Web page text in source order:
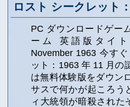
ロスト シークレット
PC ダウンロードゲー
ーム 英語版タイト
November 1963 今す
ット：1963 年 11 月の
は無料体験版をダウン
サスで何かが起ころ
ィ大統領が暗殺された